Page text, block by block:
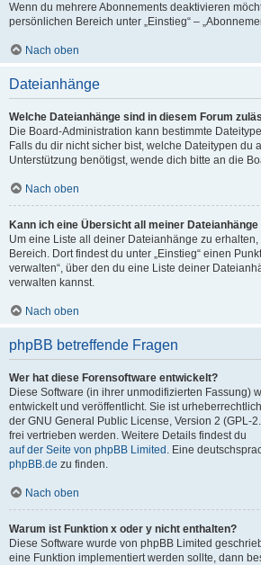
Wenn du mehrere Abonnements deaktivieren
persönlichen Bereich unter „Einstieg“ –
Nach oben
Dateianhänge
Welche Dateianhänge sind in diesem Forum
Die Board-Administration kann bestimmte
Falls du dir nicht sicher bist, welche Dateitypen du
Unterstützung benötigst, wende dich bitte an die
Nach oben
Kann ich eine Übersicht all meiner
Um eine Liste all deiner Dateianhänge zu
Bereich. Dort findest du unter „Einstieg“ einen
verwalten“, über den du eine Liste deiner
verwalten kannst.
Nach oben
phpBB betreffende Fragen
Wer hat diese Forensoftware entwickelt?
Diese Software (in ihrer unmodifizierten Fassung)
entwickelt und veröffentlicht. Sie ist
der GNU General Public License, Version 2 (GPL-
frei vertrieben werden. Weitere Details findest du
auf der Seite von phpBB Limited . Eine
phpBB.de zu finden.
Nach oben
Warum ist Funktion x oder y nicht enthalten?
Diese Software wurde von phpBB Limited
eine Funktion implementiert werden sollte, dann